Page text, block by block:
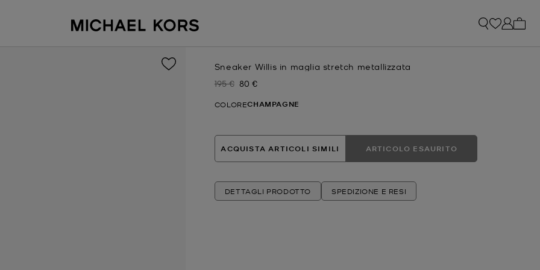
Sneaker Willis in maglia stretch metallizzata
Prezzo iniziale
195 € Prezzo attuale
80 €
COLORECHAMPAGNE
ACQUISTA ARTICOLI SIMILI ARTICOLO ESAURITO
DETTAGLI PRODOTTO SPEDIZIONE E RESI